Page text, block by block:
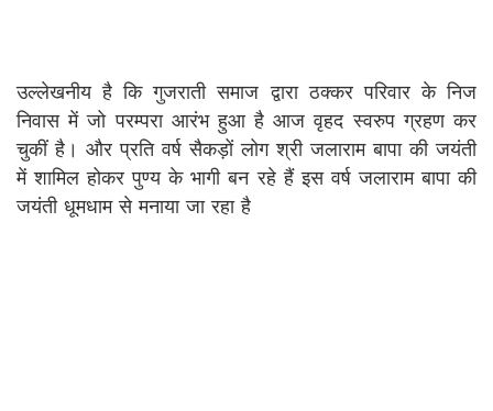
उल्लेखनीय है कि गुजराती समाज द्वारा ठक्कर परिवार के निज
निवास में जो परम्परा आरंभ हुआ है आज वृहद स्वरुप ग्रहण कर
चुकीं है। और प्रति वर्ष सैकड़ों लोग श्री जलाराम बापा की जयंती
में शामिल होकर पुण्य के भागी बन रहे हैं इस वर्ष जलाराम बापा की
जयंती धूमधाम से मनाया जा रहा है